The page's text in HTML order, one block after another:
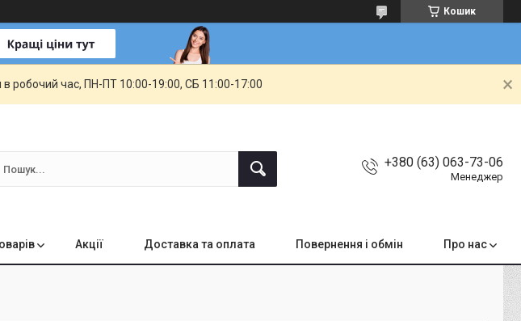
Кошик
час, ПН-ПТ 10:00-19:00, СБ 11:00-17:00
+380 (63) 063-73-06
Менеджер
Акції Доставка та оплата Повернення і обмін Про нас